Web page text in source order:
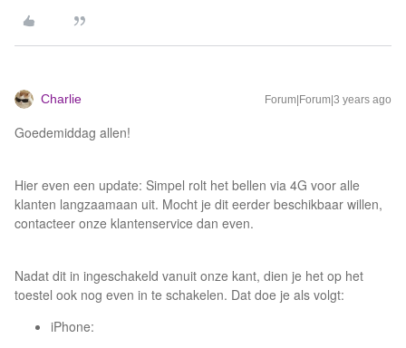
Charlie Forum|Forum|3 years ago
Goedemiddag allen!
Hier even een update: Simpel rolt het bellen via 4G voor alle
klanten langzaamaan uit. Mocht je dit eerder beschikbaar willen,
contacteer onze klantenservice dan even.
Nadat dit in ingeschakeld vanuit onze kant, dien je het op het
toestel ook nog even in te schakelen. Dat doe je als volgt:
iPhone: